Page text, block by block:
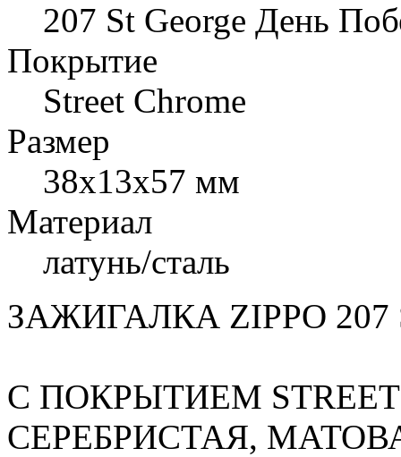
207 St George День
Покрытие
Street Chrome
Размер
38x13x57 мм
Материал
латунь/сталь
ЗАЖИГАЛКА ZIPPO
С ПОКРЫТИЕМ
СЕРЕБРИСТАЯ,